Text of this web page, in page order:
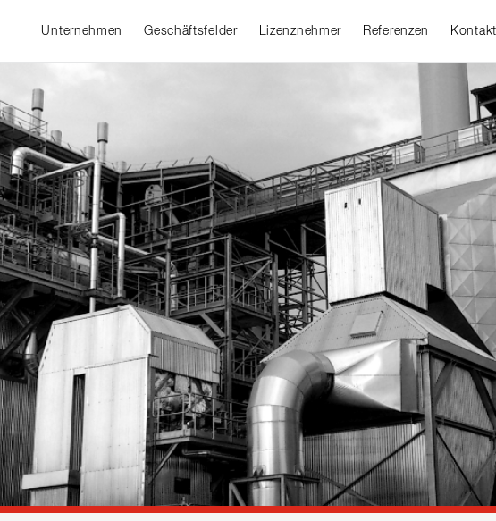
Unternehmen Geschäftsfelder Lizenznehmer Referenzen Kontakt